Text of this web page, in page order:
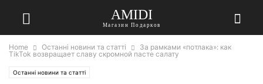
AMIDI
Магазин Подарков
Home Останні новини та статті
За рамками «потлака»: как
TikTok возвращает славу скромной пасте салату
Останні новини та статті